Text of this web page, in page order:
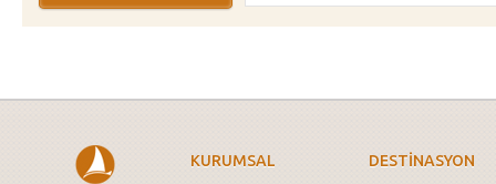
KURUMSAL
DESTİNASYON